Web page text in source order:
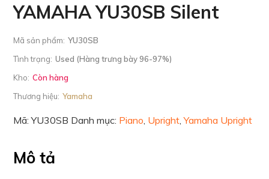
YAMAHA YU30SB Silent
Mã sản phẩm: YU30SB
Tình trạng: Used (Hàng trưng bày 96-97%)
Kho: Còn hàng
Thương hiệu: Yamaha
Mã:YU30SB Danh mục: Piano, Upright,Yamaha Upright
Mô tả